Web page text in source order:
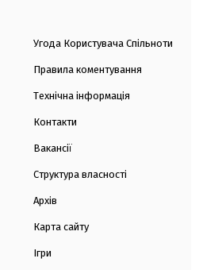
Угода Користувача Спільноти
Правила коментування
Технічна інформація
Контакти
Вакансії
Структура власності
Архів
Карта сайту
Ігри